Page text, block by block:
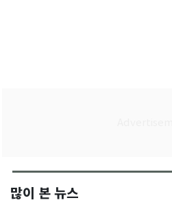
많이 본 뉴스